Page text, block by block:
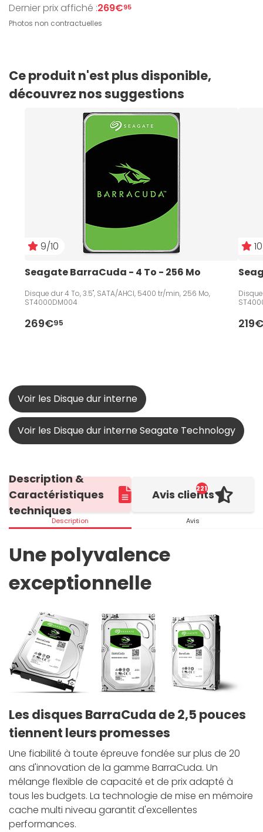
Dernier prix affiché :269€95
Photos non contractuelles
Ce produit n'est plus disponible,
découvrez nos suggestions
9/10
Seagate BarraCuda - 4 To - 256 Mo
Disque dur 4 To, 3.5", SATA/AHCI, 5400 tr/min, 256 Mo,
ST4000DM004
269€95
Voir les Disque dur interne
Voir les Disque dur interne Seagate Technology
Description &
Caractéristiques
techniques
Description
221
Avis clients
Avis
Une polyvalence
exceptionnelle
Les disques BarraCuda de 2,5 pouces
tiennent leurs promesses
Une fiabilité à toute épreuve fondée sur plus de 20
ans d'innovation de la gamme BarraCuda. Un
mélange flexible de capacité et de prix adapté à
tous les budgets. La technologie de mise en mémoire
cache multi niveau garantit d'excellentes
performances.